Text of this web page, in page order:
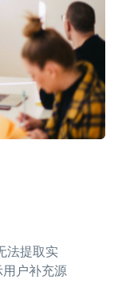
法提取实
户补充源